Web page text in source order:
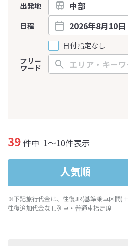
出発地
日程
日付指定なし
フリー
ワード
39件中 1～10件表示
人気順
※下記旅行代金は、往復JR(基準乗車区間)
往復追加代金なし列車・普通車指定席